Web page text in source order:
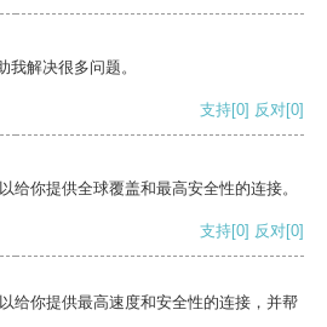
解决很多问题。
支持[0] 反对[0]
给你提供全球覆盖和最高安全性的连接。
支持[0] 反对[0]
给你提供最高速度和安全性的连接，并帮